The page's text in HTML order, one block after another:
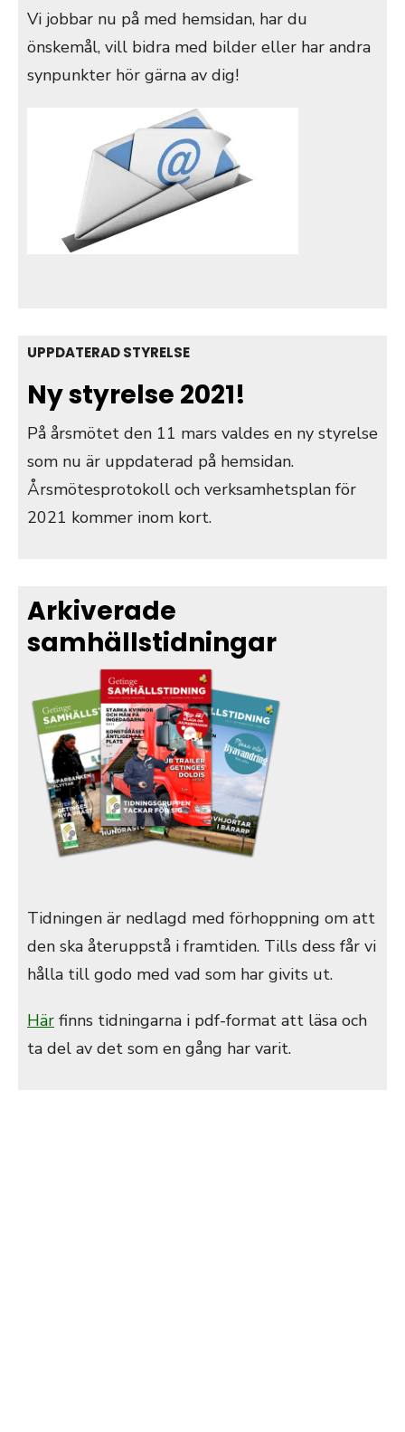
Vi jobbar nu på med hemsidan, har du
önskemål, vill bidra med bilder eller har andra
synpunkter hör gärna av dig!
UPPDATERAD STYRELSE
Ny styrelse 2021!
På årsmötet den 11 mars valdes en ny styrelse
som nu är uppdaterad på hemsidan.
Årsmötesprotokoll och verksamhetsplan för
2021 kommer inom kort.
Arkiverade
samhällstidningar
Tidningen är nedlagd med förhoppning om att
den ska återuppstå i framtiden. Tills dess får vi
hålla till godo med vad som har givits ut.
Här finns tidningarna i pdf-format att läsa och
ta del av det som en gång har varit.